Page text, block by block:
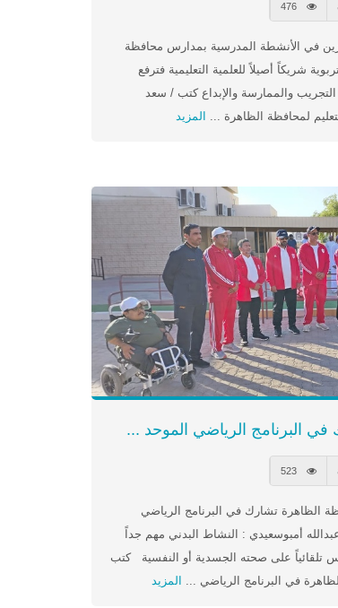
في الأنشطة المدرسية بمدارس محافظة
شريكاً أصيلاً للعلمية التعليمية فترفع
والممارسة والإبداع كتب / سعد
لمحافظة الظاهرة ... المزيد
البرنامج الرياضي الموحد ...
الظاهرة تشارك في البرنامج الرياضي
أمبوسعيدي : النشاط البدني مهم جداً
تلقائياً على صحته الجسدية أو النفسية كتب
في البرنامج الرياضي ... المزيد